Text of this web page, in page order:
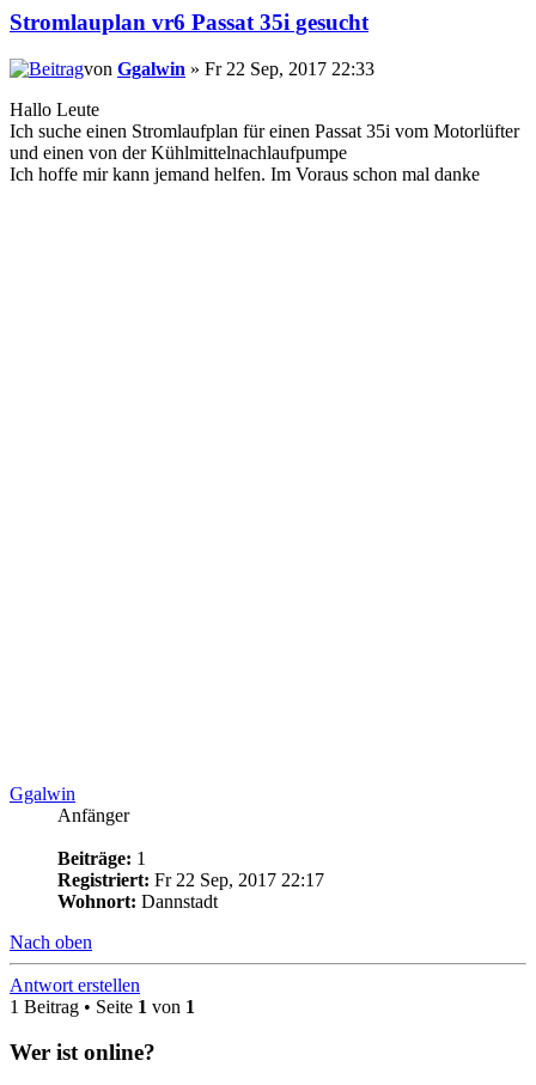
Stromlauplan vr6 Passat 35i gesucht
von Ggalwin » Fr 22 Sep, 2017 22:33
Hallo Leute
Ich suche einen Stromlaufplan für einen Passat 35i vom Motorlüfter
und einen von der Kühlmittelnachlaufpumpe
Ich hoffe mir kann jemand helfen. Im Voraus schon mal danke
Ggalwin
Anfänger
Beiträge: 1
Registriert: Fr 22 Sep, 2017 22:17
Wohnort: Dannstadt
Nach oben
Antwort erstellen
1 Beitrag • Seite 1 von 1
Wer ist online?